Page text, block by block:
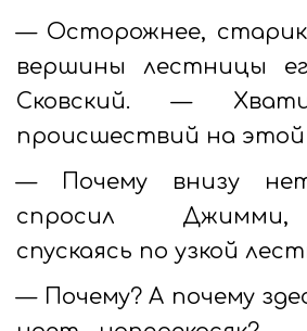
— Осторожнее,
вершины лестницы
Сковский. —
происшествий на
— Почему внизу
спросил Джимми,
спускаясь по узкой
— Почему? А почему